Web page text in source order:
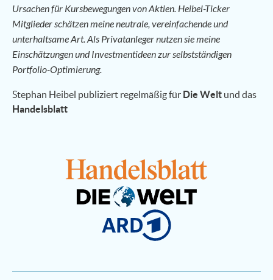
Ursachen für Kursbewegungen von Aktien. Heibel-Ticker
Mitglieder schätzen meine neutrale, vereinfachende und
unterhaltsame Art. Als Privatanleger nutzen sie meine
Einschätzungen und Investmentideen zur selbstständigen
Portfolio-Optimierung.
Stephan Heibel publiziert regelmäßig für Die Welt und das
Handelsblatt